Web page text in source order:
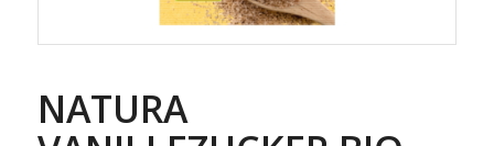
NATURA